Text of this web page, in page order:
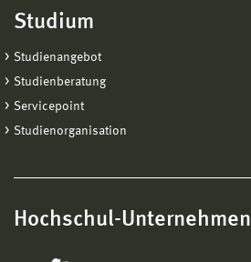
Studium
Studienangebot
Studienberatung
Servicepoint
Studienorganisation
Hochschul-Unternehmen